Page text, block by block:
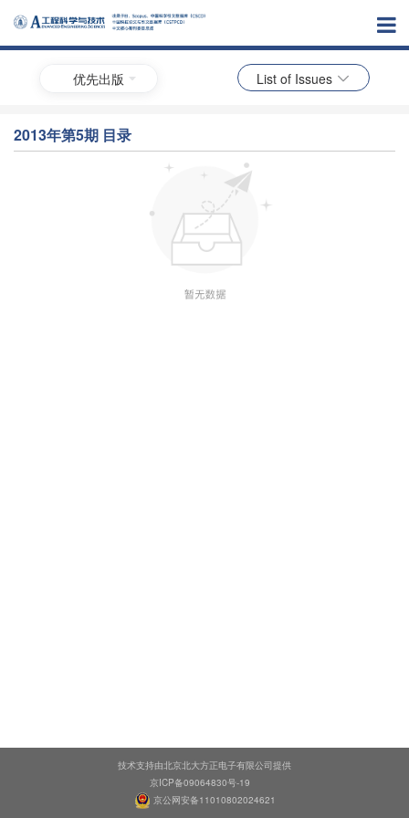
优先出版 List of Issues
2013年第5期 目录
技术支持由北京北大方正电子有限公司提供
京ICP备09064830号-19
京公网安备11010802024621